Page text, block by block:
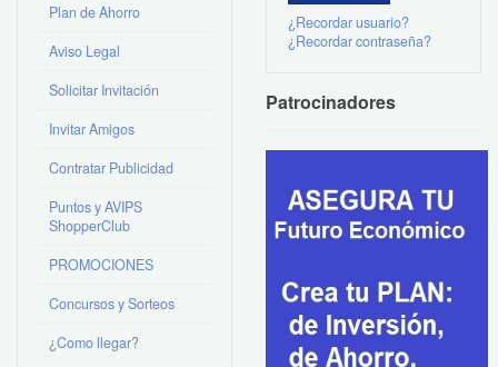
Plan de Ahorro
Aviso Legal
Solicitar Invitación
Invitar Amigos
Contratar Publicidad
Puntos y AVIPS
ShopperClub
PROMOCIONES
Concursos y Sorteos
¿Como llegar?
¿Recordar usuario?
¿Recordar contraseña?
Patrocinadores